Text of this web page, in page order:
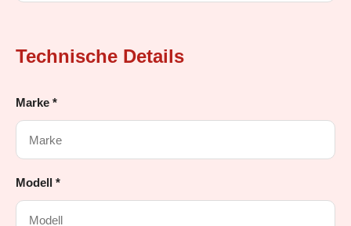
Technische Details
Marke *
Modell *